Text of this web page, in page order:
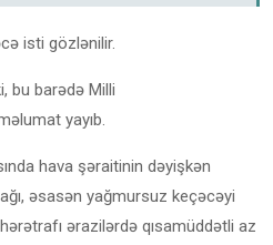
isti gözlənilir.
bu barədə Milli
yayıb.
hava şəraitinin dəyişkən
əsasən yağmursuz keçəcəyi
ərazilərdə qısamüddətli az